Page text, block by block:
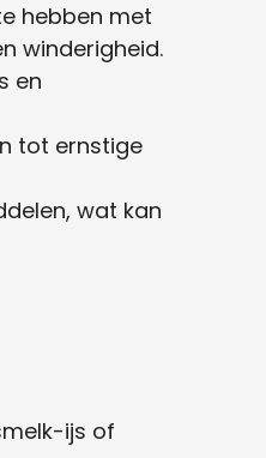
hebben met
winderigheid.
en
tot ernstige
wat kan
ijs of